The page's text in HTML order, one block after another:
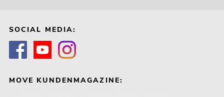
SOCIAL MEDIA:
MOVE KUNDENMAGAZINE: